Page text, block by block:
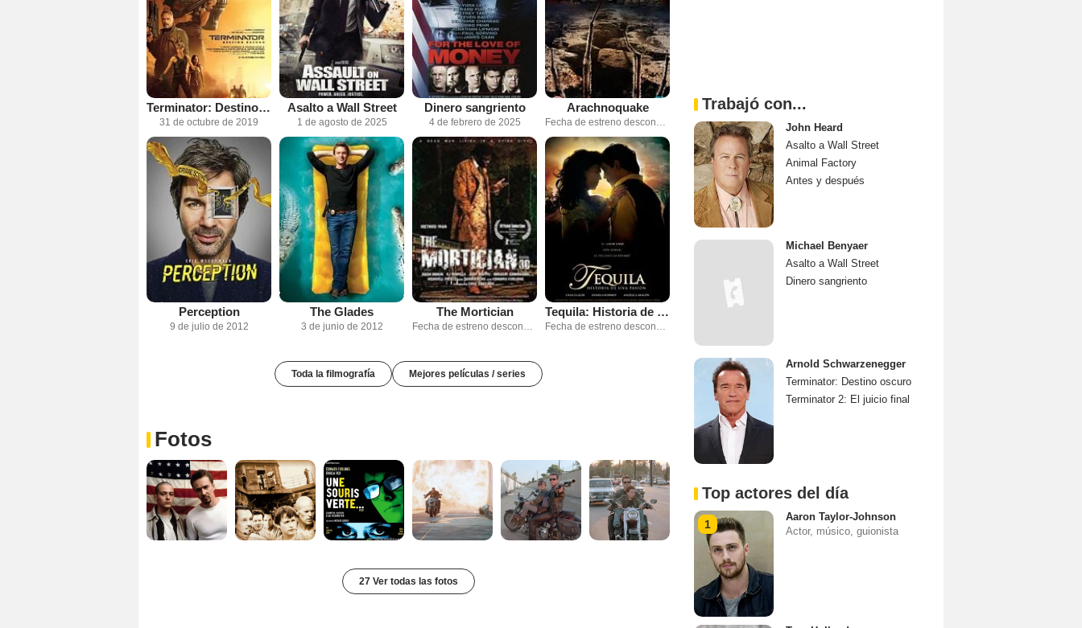
Terminator: Destino oscuro
31 de octubre de 2019
Asalto a Wall Street
1 de agosto de 2025
Dinero sangriento
4 de febrero de 2025
Arachnoquake
Perception
9 de julio de 2012
The Glades
3 de junio de 2012
The Mortician
Fecha de estreno desconocida
Tequila: Historia de una pasión
Fecha de estreno desconocida
Toda la filmografía Mejores películas / series
Fotos
27 Ver todas las fotos
Trabajó con...
John Heard
Asalto a Wall Street
Animal Factory
Antes y después
Michael Benyaer
Asalto a Wall Street
Dinero sangriento
Arnold Schwarzenegger
Terminator: Destino oscuro
Terminator 2: El juicio final
Top actores del día
1
Aaron Taylor-Johnson
Actor, músico, guionista